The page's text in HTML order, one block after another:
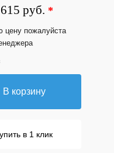
руб. *
цену пожалуйста
В корзину
в 1 клик